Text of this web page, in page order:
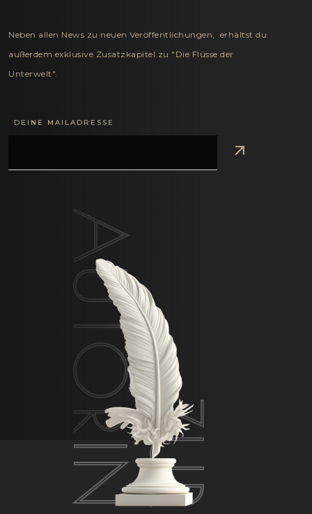
Neben allen News zu neuen Veröffentlichungen, erhältst du
außerdem exklusive Zusatzkapitel zu "Die Flüsse der
Unterwelt".
DEINE MAILADRESSE
ZUR
AUTORIN